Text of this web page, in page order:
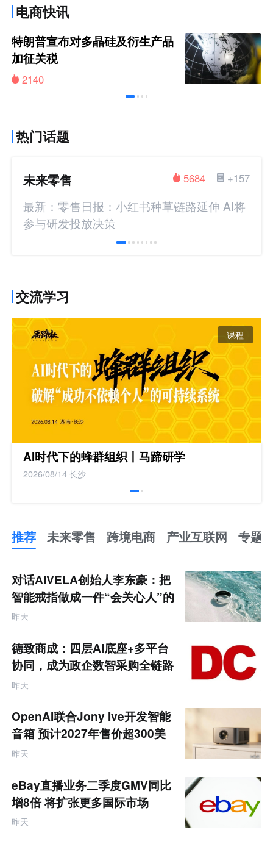
电商快讯
特朗普宣布对多晶硅及衍生产品
加征关税
2140
热门话题
未来零售 +157
5684
最新：零售日报：小红书种草链路延伸 AI将
参与研发投放决策
交流学习
课程
AI时代下的蜂群组织丨马蹄研学
2026/08/14长沙
推荐 未来零售 跨境电商 产业互联网 专题
来
零
售
跨
境
商
产
业
互
联
网
对话AIVELA创始人李东豪：把
智能戒指做成一件“会关心人”的
饰品
昨天
德致商成：四层AI底座+多平台
协同，成为政企数智采购全链路
服务商
昨天
OpenAI联合Jony Ive开发智能
音箱 预计2027年售价超300美
元
昨天
eBay直播业务二季度GMV同比
增8倍 将扩张更多国际市场
昨天